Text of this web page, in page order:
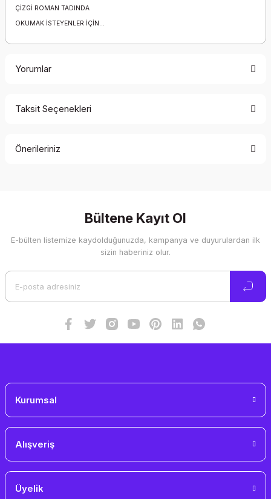
ÇİZGİ ROMAN TADINDA
OKUMAK İSTEYENLER İÇİN...
Yorumlar
Taksit Seçenekleri
Önerileriniz
Görüş ve önerileriniz için teşekkür ederiz.
Ürün resmi kalitesiz, bozuk veya görüntülenemiyor.
Bültene Kayıt Ol
E-bülten listemize kaydolduğunuzda, kampanya ve duyurulardan ilk
sizin haberiniz olur.
Kurumsal
Alışveriş
Üyelik